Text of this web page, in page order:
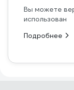
Вы можете
использован
Подробнее